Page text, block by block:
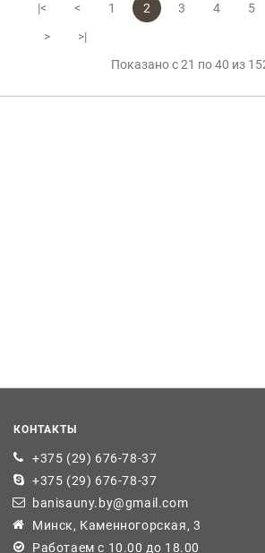
|< < 1 2 3 4 5
>
>|
Показано с 21 по 40 из
КОНТАКТЫ
+375 (29) 676-78-37
+375 (29) 676-78-37
banisauny.by@gmail.com
Минск, Каменногорская, 3
Работаем с 10.00 до 18.00